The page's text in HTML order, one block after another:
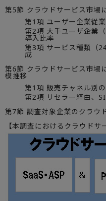
第5節 クラウドサービス市場
第1項 ユーザー企業従
第2項 大手ユーザ企業
導入比率
第3項 サービス種類（
成
第6節 クラウドサービス市場
模推移
第1項 販売チャネル別
第2項 リセラー経由、
第7節 調査対象企業のクラウ
【本調査におけるクラウドサ